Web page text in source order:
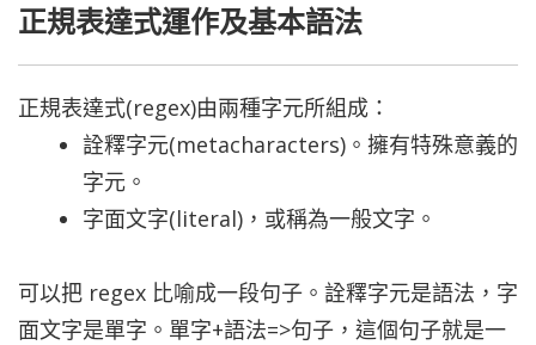
正規表達式運作及基本語法
正規表達式(regex)由兩種字元所組成：
詮釋字元(metacharacters)。擁有特殊意義的
字元。
字面文字(literal)，或稱為一般文字。
可以把 regex 比喻成一段句子。詮釋字元是語法，字
面文字是單字。單字+語法=>句子，這個句子就是一